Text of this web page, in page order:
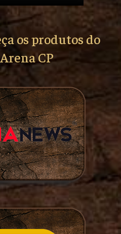
os produtos do
CP